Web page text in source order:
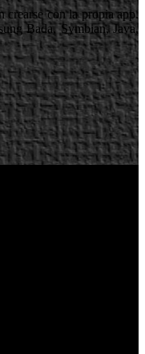
con la propia app.
Bada, Symbian, Java,